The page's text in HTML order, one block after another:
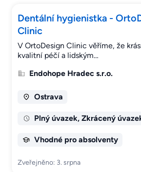
Dentální hygienistka -
Clinic
V OrtoDesign Clinic věříme, že
kvalitní péčí a lidským…
Endohope Hradec s.r.o.
Ostrava
Plný úvazek, Zkrácený
Vhodné pro absolventy
Zveřejněno: 3. srpna